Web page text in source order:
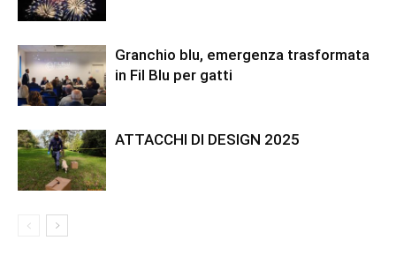
Granchio blu, emergenza trasformata
in Fil Blu per gatti
ATTACCHI DI DESIGN 2025